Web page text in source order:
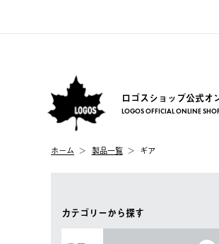
ロゴスショップ公式オ
LOGOS OFFICIAL ONLINE
ホーム 製品一覧 ギア
カテゴリーから探す